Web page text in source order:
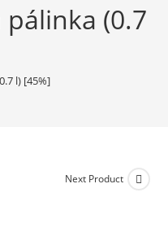
pálinka (0.7
l) [45%]
Next Product